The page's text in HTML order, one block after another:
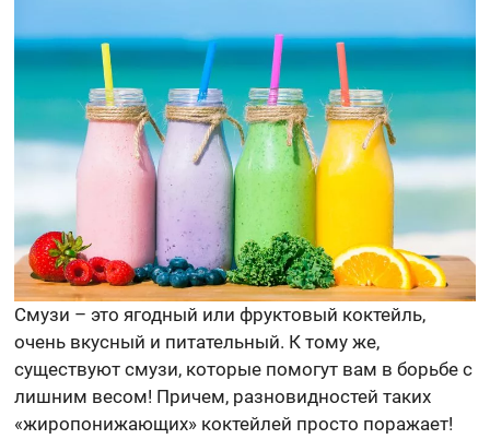
Смузи – это ягодный или фруктовый коктейль,
очень вкусный и питательный. К тому же,
существуют смузи, которые помогут вам в борьбе с
лишним весом! Причем, разновидностей таких
«жиропонижающих» коктейлей просто поражает!